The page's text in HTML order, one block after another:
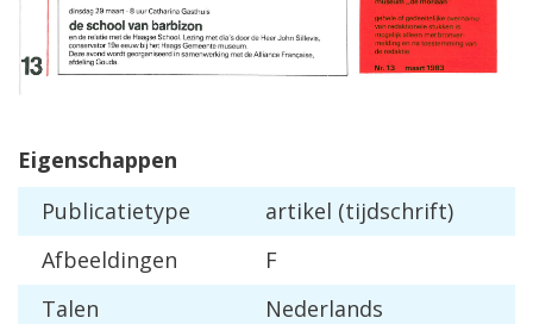
Eigenschappen
Publicatietype
artikel (tijdschrift)
Afbeeldingen
F
Talen
Nederlands